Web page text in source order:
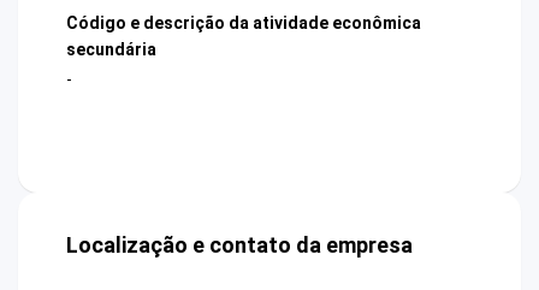
Código e descrição da atividade econômica
secundária
-
Localização e contato da empresa